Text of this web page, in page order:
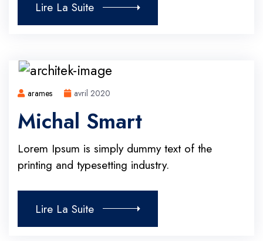
Lire La Suite
arames avril 2020
Michal Smart
Lorem Ipsum is simply dummy text of the
printing and typesetting industry.
Lire La Suite